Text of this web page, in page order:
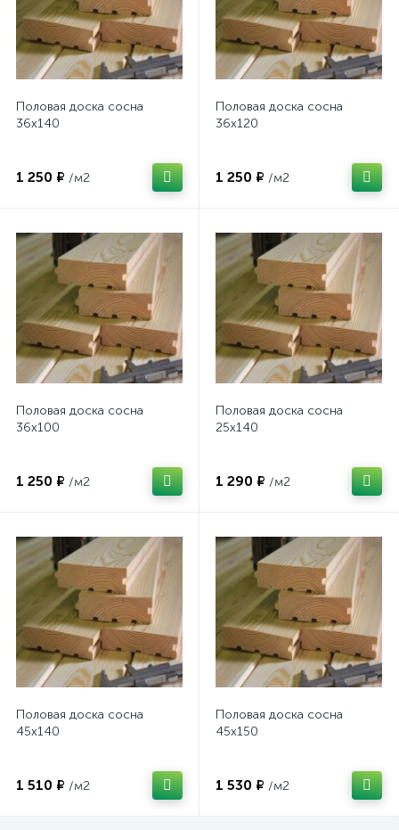
Половая доска сосна
36х140
1 250 ₽ /м2
Половая доска сосна
36х120
1 250 ₽ /м2
Половая доска сосна
36х100
1 250 ₽ /м2
Половая доска сосна
25х140
1 290 ₽ /м2
Половая доска сосна
45х140
1 510 ₽ /м2
Половая доска сосна
45х150
1 530 ₽ /м2